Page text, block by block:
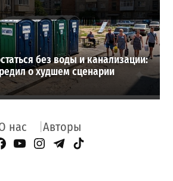
без воды и канализации:
о худшем сценарии
нас Авторы
Facebook Page
YouTube
Instagram
Telegram
TikTok